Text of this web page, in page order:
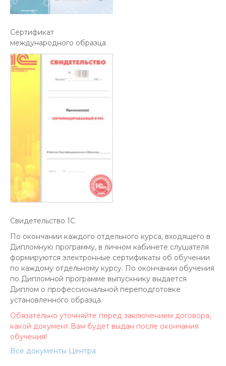
Cертификат
международного образца
Свидетельство 1С
По окончании каждого отдельного курса, входящего в
Дипломную программу, в личном кабинете слушателя
формируются электронные сертификаты об обучении
по каждому отдельному курсу. По окончании обучения
по Дипломной программе выпускнику выдается
Диплом о профессиональной переподготовке
установленного образца.
Обязательно уточняйте перед заключением договора,
какой документ Вам будет выдан после окончания
обучения!
Все документы Центра